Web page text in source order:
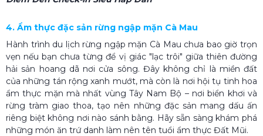
4. Ẩm thực đặc sản rừng ngập mặn Cà Mau
Hành trình du lịch rừng ngập mặn Cà Mau chưa bao giờ trọn
vẹn nếu bạn chưa từng để vị giác "lạc trôi" giữa thiên đường
hải sản hoang dã nơi cửa sông. Đây không chỉ là miền đất
của những tán rộng xanh mướt, mà còn là nơi hội tụ tinh hoa
ẩm thực mặn mà nhất vùng Tây Nam Bộ – nơi biển khơi và
rừng tràm giao thoa, tạo nên những đặc sản mang dấu ấn
riêng biệt không nơi nào sánh bằng. Hãy sẵn sàng khám phá
những món ăn trứ danh làm nên tên tuổi ẩm thực Đất Mũi.